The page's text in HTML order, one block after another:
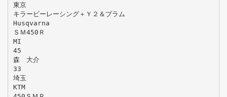
東京
キラービーレーシング＋Ｙ２＆ブラム
Husqvarna
ＳＭ450Ｒ
MI
45
森 大介
33
埼玉
KTM